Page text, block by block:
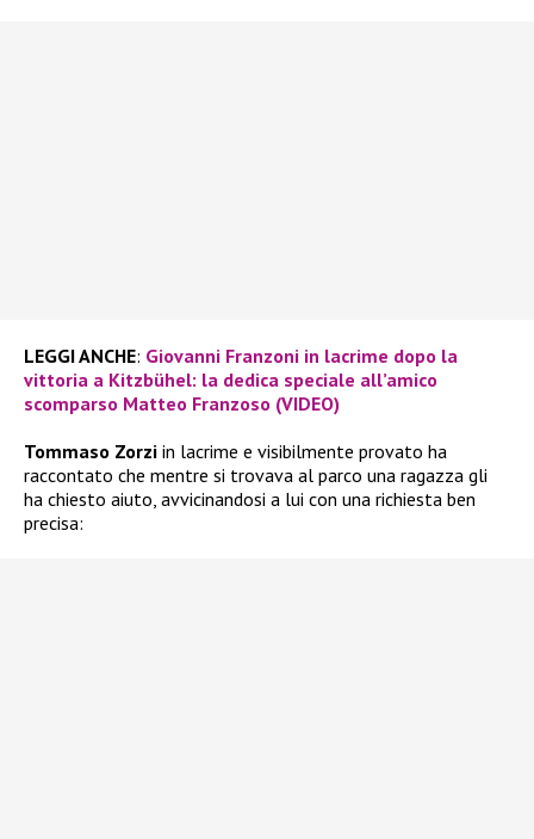
LEGGI ANCHE: Giovanni Franzoni in lacrime dopo la
vittoria a Kitzbühel: la dedica speciale all’amico
scomparso Matteo Franzoso (VIDEO)
Tommaso Zorzi in lacrime e visibilmente provato ha
raccontato che mentre si trovava al parco una ragazza gli
ha chiesto aiuto, avvicinandosi a lui con una richiesta ben
precisa: